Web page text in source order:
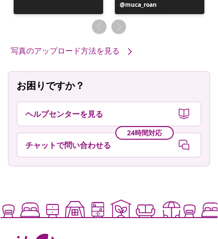
投
稿
者
muca_roan
写真のアップロード方法を見る
お困りですか？
ヘルプセンターを見る
24時間対応
チャットで問い合わせる